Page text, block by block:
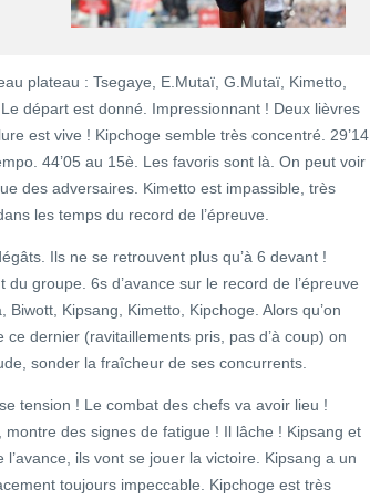
plateau : Tsegaye, E.Mutaï, G.Mutaï, Kimetto,
départ est donné. Impressionnant ! Deux lièvres
est vive ! Kipchoge semble très concentré. 29’14
44’05 au 15è. Les favoris sont là. On peut voir
des adversaires. Kimetto est impassible, très
les temps du record de l’épreuve.
Ils ne se retrouvent plus qu’à 6 devant !
du groupe. 6s d’avance sur le record de l’épreuve
Kipsang, Kimetto, Kipchoge. Alors qu’on
dernier (ravitaillements pris, pas d’à coup) on
sonder la fraîcheur de ses concurrents.
tension ! Le combat des chefs va avoir lieu !
des signes de fatigue ! Il lâche ! Kipsang et
ils vont se jouer la victoire. Kipsang a un
toujours impeccable. Kipchoge est très